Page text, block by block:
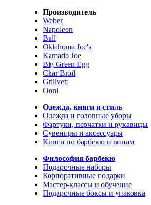
Производитель
Weber
Napoleon
Bull
Oklahoma Joe's
Kamado Joe
Big Green Egg
Char Broil
Grillvett
Ooni
Одежда, книги и стиль
Одежда и головные уборы
Фартуки, перчатки и рукавицы
Сувениры и аксессуары
Книги по барбекю и винам
Философия барбекю
Подарочные наборы
Корпоративные подарки
Мастер-классы и обучение
Подарочные боксы и упаковка